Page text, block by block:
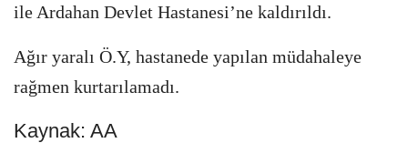
ile Ardahan Devlet Hastanesi’ne kaldırıldı.
Ağır yaralı Ö.Y, hastanede yapılan müdahaleye
rağmen kurtarılamadı.
Kaynak: AA